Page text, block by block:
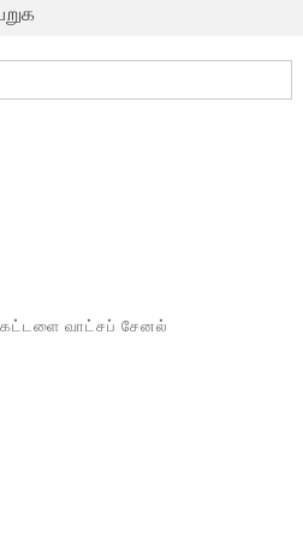
வாட்சப் சேனல்